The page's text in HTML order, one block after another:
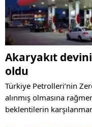
Akaryakıt
oldu
Türkiye Petrolleri’nin
alınmış olmasına
beklentilerin